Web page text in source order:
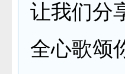
让我们分
全心歌颂